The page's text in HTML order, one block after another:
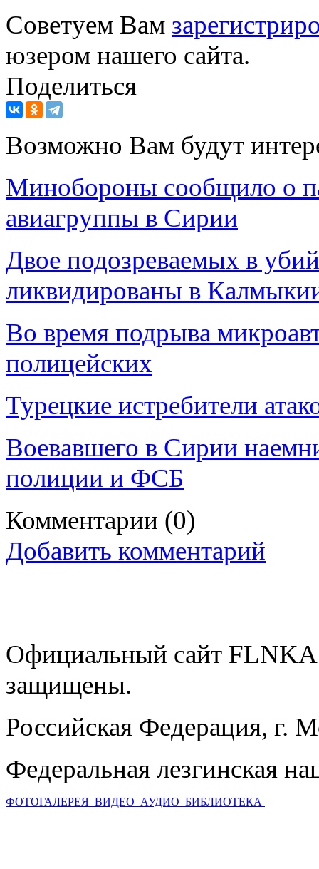
Советуем Вам
юзером нашего сайта.
Поделиться
Возможно Вам будут
Минобороны сообщило о
авиагруппы в Сирии
Двое подозреваемых в
ликвидированы в
Во время подрыва
полицейских
Турецкие истребители
Воевавшего в Сирии
полиции и ФСБ
Комментарии (0)
Добавить комментарий
Официальный сайт
защищены.
Российская Федерация, г.
Федеральная лезгинская
ФОТОГАЛЕРЕЯ ВИДЕО АУДИО БИБЛИОТЕКА